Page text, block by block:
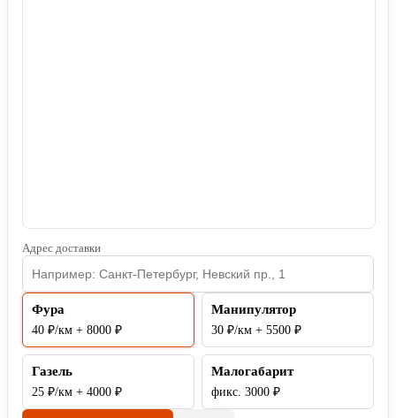
Адрес доставки
Фура
40 ₽/км + 8000 ₽
Манипулятор
30 ₽/км + 5500 ₽
Газель
25 ₽/км + 4000 ₽
Малогабарит
фикс. 3000 ₽